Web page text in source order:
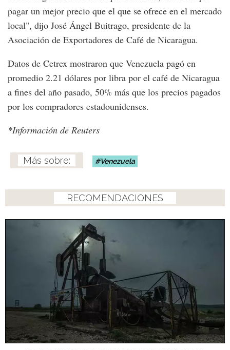
pagar un mejor precio que el que se ofrece en el mercado
local", dijo José Ángel Buitrago, presidente de la
Asociación de Exportadores de Café de Nicaragua.
Datos de Cetrex mostraron que Venezuela pagó en
promedio 2.21 dólares por libra por el café de Nicaragua
a fines del año pasado, 50% más que los precios pagados
por los compradores estadounidenses.
*Información de Reuters
Venezuela
RECOMENDACIONES